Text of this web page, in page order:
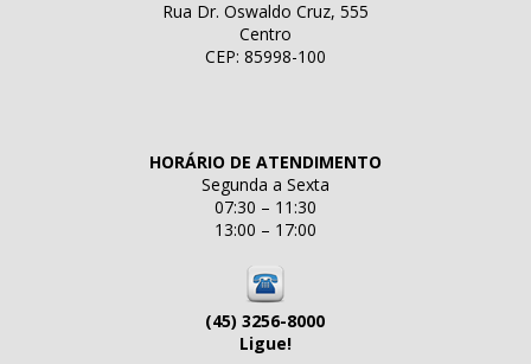
Rua Dr. Oswaldo Cruz, 555
Centro
CEP: 85998-100
HORÁRIO DE ATENDIMENTO
Segunda a Sexta
07:30 – 11:30
13:00 – 17:00
(45) 3256-8000
Ligue!